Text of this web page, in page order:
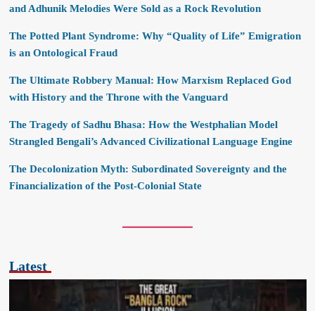
and Adhunik Melodies Were Sold as a Rock Revolution
The Potted Plant Syndrome: Why “Quality of Life” Emigration
is an Ontological Fraud
The Ultimate Robbery Manual: How Marxism Replaced God
with History and the Throne with the Vanguard
The Tragedy of Sadhu Bhasa: How the Westphalian Model
Strangled Bengali’s Advanced Civilizational Language Engine
The Decolonization Myth: Subordinated Sovereignty and the
Financialization of the Post-Colonial State
Latest